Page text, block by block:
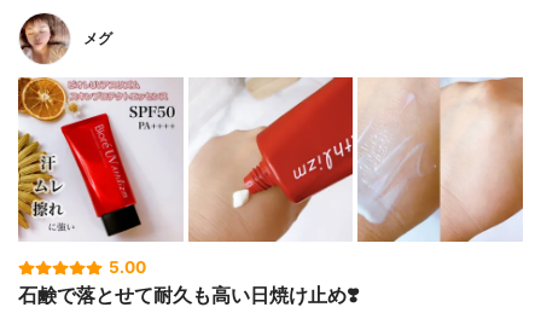
メグ
5.00
石鹸で落とせて耐久も高い日焼け止め❣️